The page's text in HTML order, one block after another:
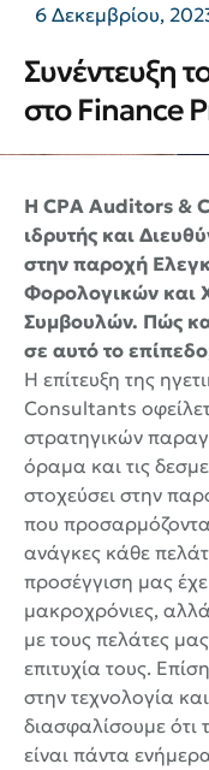
6 Δεκεμβρίου,
Συνέντευξη
στο Finance
Η CPA Auditors &
ιδρυτής και
στην παροχή
Φορολογικών και
Συμβουλών. Πώς
σε αυτό το
Η επίτευξη της
Consultants
στρατηγικών
όραμα και τις
στοχεύσει στην
που
ανάγκες κάθε
προσέγγιση μας
μακροχρόνιες,
με τους πελάτες
επιτυχία τους.
στην τεχνολογία
διασφαλίσουμε ότι
είναι πάντα